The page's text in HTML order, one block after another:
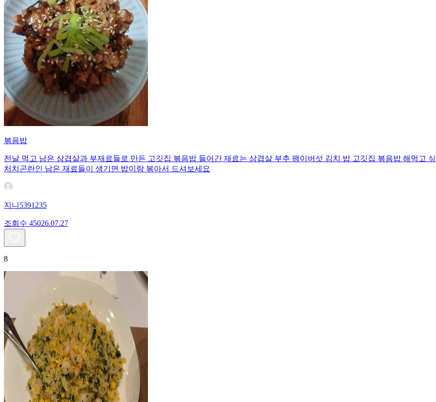
볶음밥
전날 먹고 남은 삼겹살과 부재료들로 만든 고깃집 볶음밥 들어간 재료는 삼겹살 부추 팽이버섯 김치 밥 고깃집 볶음밥 해먹고
처치곤란인 남은 재료들이 생기면 밥이랑 볶아서 드셔보세요
지니5391235
조회수 45026.07.27
8